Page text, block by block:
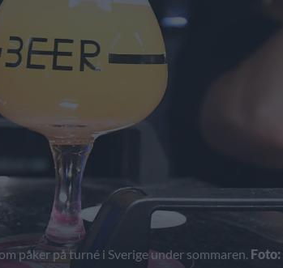
påker på turné i Sverige under sommaren. Foto: